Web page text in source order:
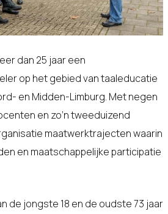
dan 25 jaar een
op het gebied van taaleducatie
en Midden-Limburg. Met negen
en zo’n tweeduizend
maatwerktrajecten waarin
en maatschappelijke participatie
de jongste 18 en de oudste 73 jaar